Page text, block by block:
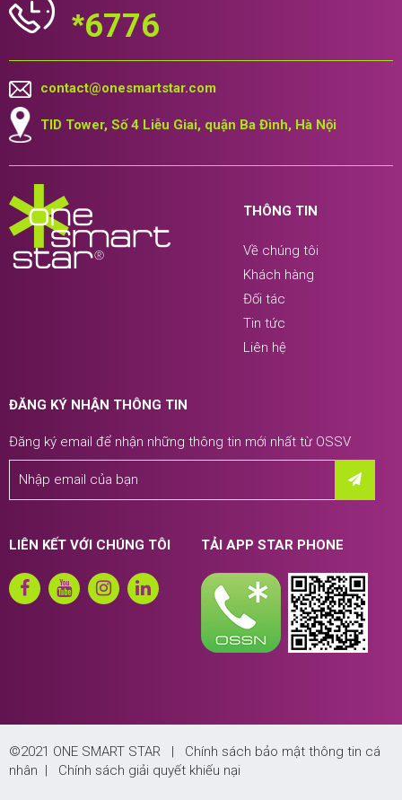
*6776
contact@onesmartstar.com
TID Tower, Số 4 Liễu Giai, quận Ba Đình, Hà Nội
THÔNG TIN
Về chúng tôi
Khách hàng
Đối tác
Tin tức
Liên hệ
ĐĂNG KÝ NHẬN THÔNG TIN
Đăng ký email để nhận những thông tin mới nhất từ OSSV
LIÊN KẾT VỚI CHÚNG TÔI TẢI APP STAR PHONE
©2021 ONE SMART STAR | Chính sách bảo mật thông tin cá
nhân | Chính sách giải quyết khiếu nại